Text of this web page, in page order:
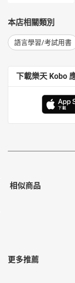
本店相關類別
語言學習/考試用書
下載樂天 Kobo
相似商品
更多推薦